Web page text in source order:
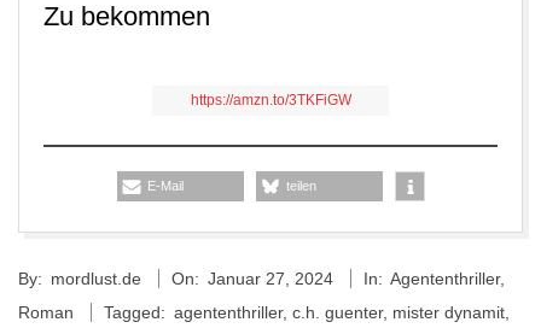
Zu bekommen
https://amzn.to/3TKFiGW
E-Mail teilen
01-
27
By: mordlust.de On: Januar 27, 2024 In: Agententhriller,
Roman
Tagged: agententhriller, c.h. guenter, mister dynamit,